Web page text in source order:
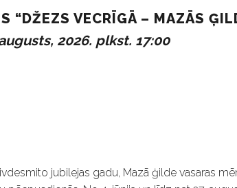
“DŽEZS VECRĪGĀ – MAZĀS
2026. plkst. 17:00
jubilejas gadu, Mazā ģilde vasaras